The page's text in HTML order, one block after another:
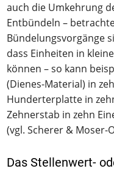
auch die Umkehrung
Entbündeln –
Bündelungsvorgänge
dass Einheiten in
können – so kann
(Dienes-Material) in
Hunderterplatte in
Zehnerstab in zehn
(vgl. Scherer & Moser-
Das Stellenwert-